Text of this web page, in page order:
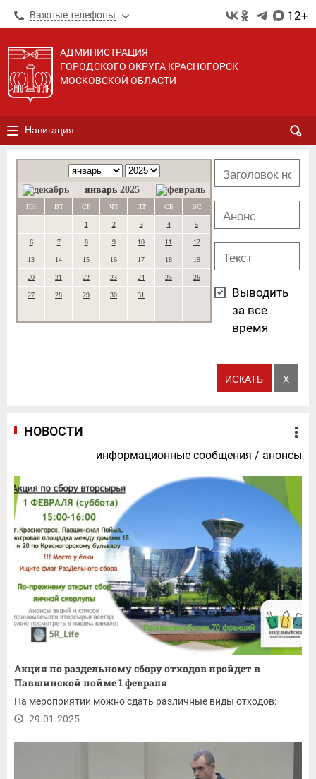
Важные телефоны 12+
АДМИНИСТРАЦИЯ
ГОРОДСКОГО ОКРУГА КРАСНОГОРСК
МОСКОВСКОЙ ОБЛАСТИ
Навигация
январь 2025
ПН ВТ СР ЧТ ПТ СБ ВС
1 2 3 4 5
6 7 8 9 10 11 12
13 14 15 16 17 18 19
20 21 22 23 24 25 26
27 28 29 30 31
Выводить
за все
время
НОВОСТИ
информационные сообщения / анонсы
Акция по раздельному сбору отходов пройдет в
Павшинской пойме 1 февраля
На мероприятии можно сдать различные виды отходов:
29.01.2025